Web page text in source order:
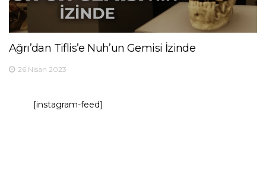
Ağrı’dan Tiflis’e Nuh’un Gemisi İzinde
26 Nisan 2023
[instagram-feed]